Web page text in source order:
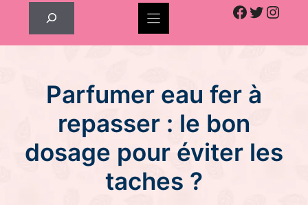
Facebook
Twitter
Parfumer eau fer à
repasser : le bon
dosage pour éviter les
taches ?